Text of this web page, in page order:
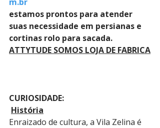
estamos prontos para atender
suas necessidade em persianas e
cortinas rolo para sacada.
ATTYTUDE SOMOS LOJA DE FABRICA
CURIOSIDADE:
História
Enraizado de cultura, a Vila Zelina é